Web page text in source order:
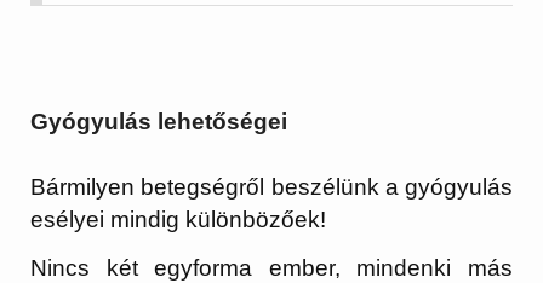
Gyógyulás lehetőségei
Bármilyen betegségről beszélünk a gyógyulás
esélyei mindig különbözőek!
Nincs két egyforma ember, mindenki más